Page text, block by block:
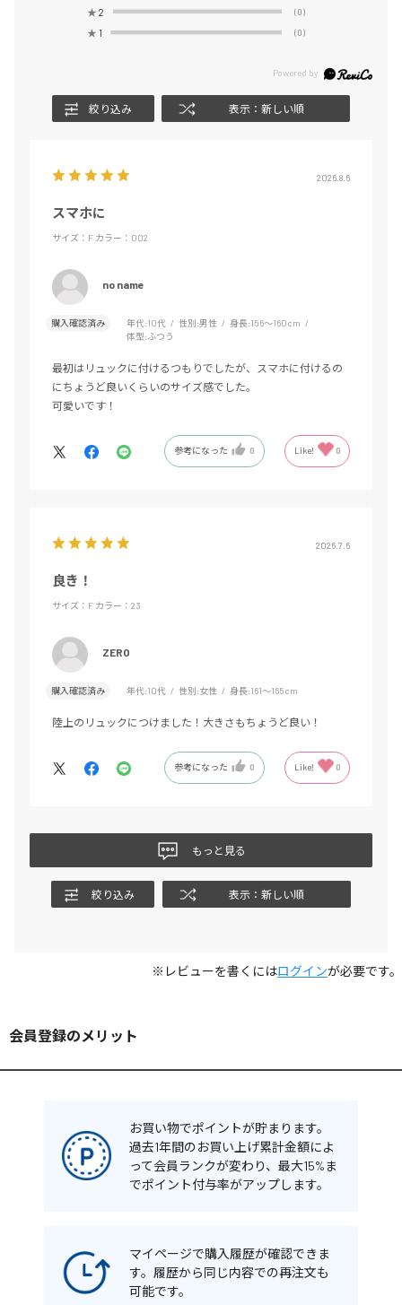
★ 2 (0)
★ 1 (0)
絞り込み 表示：新しい順
2026.8.6
スマホに
サイズ：F カラー：002
no name
購入確認済み 年代:10代 性別:男性 身長:156～160cm
体型:ふつう
最初はリュックに付けるつもりでしたが、スマホに付けるの
にちょうど良いくらいのサイズ感でした。
可愛いです！
参考になった 0 Like! 0
2026.7.6
良き！
サイズ：F カラー：23
ZERO
購入確認済み 年代:10代 性別:女性 身長:161～165cm
陸上のリュックにつけました！大きさもちょうど良い！
参考になった 0 Like! 0
もっと見る
絞り込み 表示：新しい順
※レビューを書くにはログインが必要です。
会員登録のメリット
お買い物でポイントが貯まります。
過去1年間のお買い上げ累計金額によ
って会員ランクが変わり、最大15%ま
でポイント付与率がアップします。
マイページで購入履歴が確認できま
す。履歴から同じ内容での再注文も
可能です。